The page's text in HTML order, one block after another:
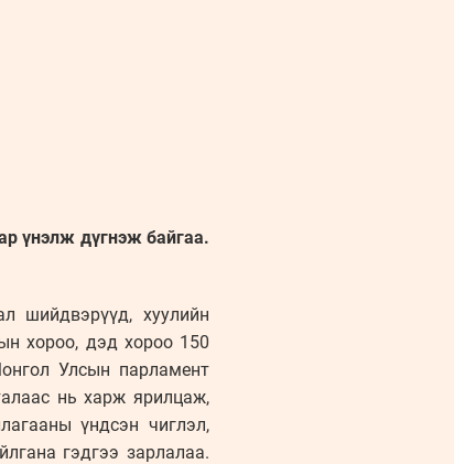
үнэлж дүгнэж байгаа.
шийдвэрүүд, хуулийн
хороо, дэд хороо 150
Улсын парламент
нь харж ярилцаж,
үндсэн чиглэл,
гэдгээ зарлалаа.